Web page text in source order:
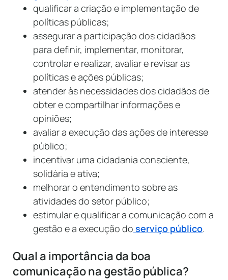
qualificar a criação e implementação de
políticas públicas;
assegurar a participação dos cidadãos
para definir, implementar, monitorar,
controlar e realizar, avaliar e revisar as
políticas e ações públicas;
atender às necessidades dos cidadãos de
obter e compartilhar informações e
opiniões;
avaliar a execução das ações de interesse
público;
incentivar uma cidadania consciente,
solidária e ativa;
melhorar o entendimento sobre as
atividades do setor público;
estimular e qualificar a comunicação com a
gestão e a execução do serviço público.
Qual a importância da boa
comunicação na gestão pública?